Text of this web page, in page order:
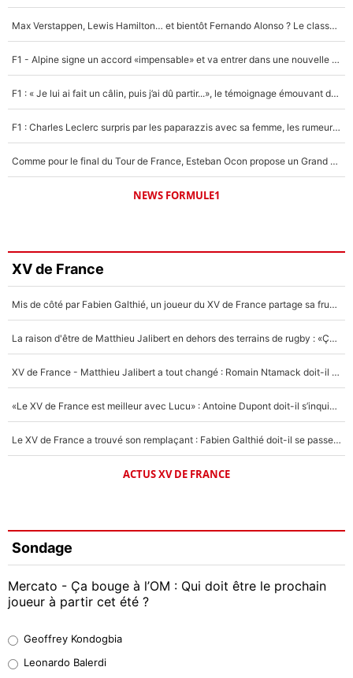
Max Verstappen, Lewis Hamilton… et bientôt Fernando Alonso ? Le classement des pilotes les mieux payés en Formule 1 risque de changer !
F1 - Alpine signe un accord «impensable» et va entrer dans une nouvelle dimension : Grande nouvelle pour Pierre Gasly !
F1 : « Je lui ai fait un câlin, puis j’ai dû partir...», le témoignage émouvant de Max Verstappen sur sa fille
F1 : Charles Leclerc surpris par les paparazzis avec sa femme, les rumeurs étaient vraies !
Comme pour le final du Tour de France, Esteban Ocon propose un Grand Prix de Formule 1 à Paris : «Autour de l’Arc de Triomphe, ce serait génial» !
NEWS FORMULE1
XV de France
Mis de côté par Fabien Galthié, un joueur du XV de France partage sa frustration : «ils ne me l’ont pas dit tout de suite»
La raison d'être de Matthieu Jalibert en dehors des terrains de rugby : «Ça m'atteint autant que si tu touches à un membre de ma famille»
XV de France - Matthieu Jalibert a tout changé : Romain Ntamack doit-il s’inquiéter pour sa place à un an de la Coupe du monde ?
«Le XV de France est meilleur avec Lucu» : Antoine Dupont doit-il s’inquiéter pour sa place ?
Le XV de France a trouvé son remplaçant : Fabien Galthié doit-il se passer d'Antoine Dupont ?
ACTUS XV DE FRANCE
Sondage
Mercato - Ça bouge à l’OM : Qui doit être le prochain
joueur à partir cet été ?
38%
Geoffrey Kondogbia
Leonardo Balerdi